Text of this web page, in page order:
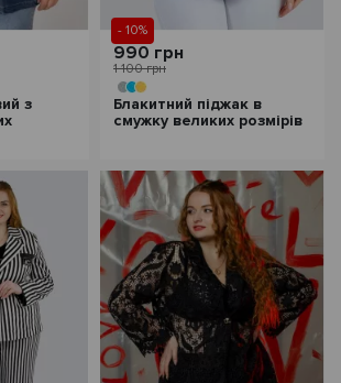
з
- 10%
990 грн
1 100 грн
Блакитний піджак в
смужку великих розмірів